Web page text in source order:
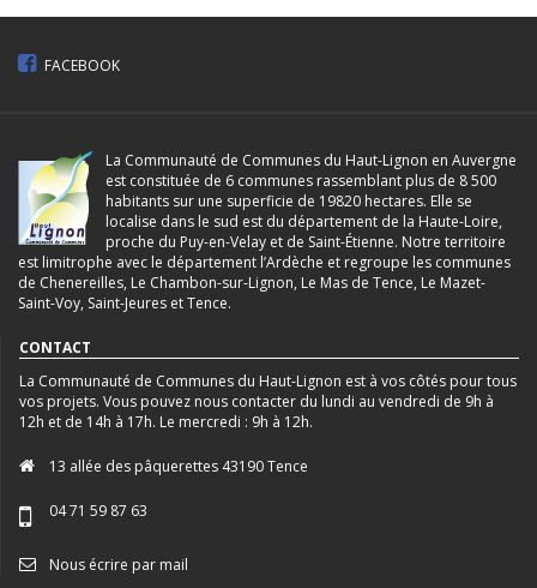
FACEBOOK
La Communauté de Communes du Haut-Lignon en Auvergne
est constituée de 6 communes rassemblant plus de 8 500
habitants sur une superficie de 19820 hectares. Elle se
localise dans le sud est du département de la Haute-Loire,
proche du Puy-en-Velay et de Saint-Étienne. Notre territoire
est limitrophe avec le département l’Ardèche et regroupe les communes
de Chenereilles, Le Chambon-sur-Lignon, Le Mas de Tence, Le Mazet-
Saint-Voy, Saint-Jeures et Tence.
CONTACT
La Communauté de Communes du Haut-Lignon est à vos côtés pour tous
vos projets. Vous pouvez nous contacter du lundi au vendredi de 9h à
12h et de 14h à 17h. Le mercredi : 9h à 12h.
13 allée des pâquerettes 43190 Tence
04 71 59 87 63
Nous écrire par mail